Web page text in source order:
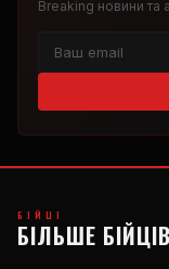
Breaking новини та
БІЙЦІ
БІЛЬШЕ БІЙЦІВ